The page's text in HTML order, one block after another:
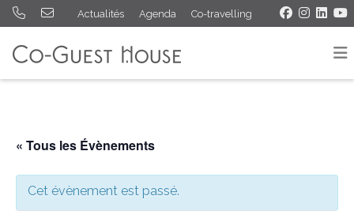
Actualités Agenda Co-travelling
« Tous les Évènements
Cet évènement est passé.